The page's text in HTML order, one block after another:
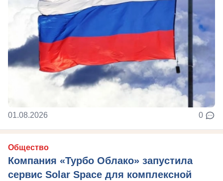
01.08.2026 0
Общество
Компания «Турбо Облако» запустила
сервис Solar Space для комплексной